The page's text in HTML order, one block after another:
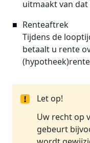
uitmaakt van dat
Renteaftrek
Tijdens de
betaalt u rente
Let op!
Uw recht op
gebeurt